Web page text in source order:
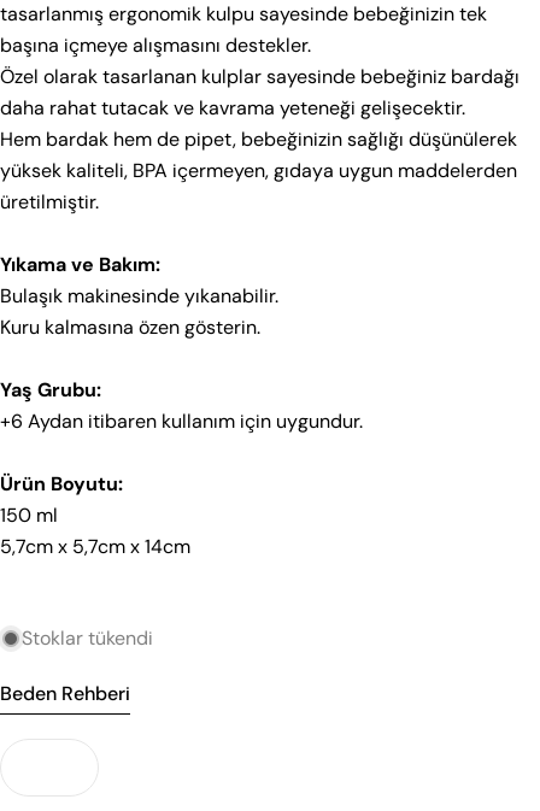
tasarlanmış ergonomik kulpu sayesinde bebeğinizin tek
başına içmeye alışmasını destekler.
Özel olarak tasarlanan kulplar sayesinde bebeğiniz bardağı
daha rahat tutacak ve kavrama yeteneği gelişecektir.
Hem bardak hem de pipet, bebeğinizin sağlığı düşünülerek
yüksek kaliteli, BPA içermeyen, gıdaya uygun maddelerden
üretilmiştir.
Yıkama ve Bakım:
Bulaşık makinesinde yıkanabilir.
Kuru kalmasına özen gösterin.
Yaş Grubu:
+6 Aydan itibaren kullanım için uygundur.
Ürün Boyutu:
150 ml
5,7cm x 5,7cm x 14cm
Stoklar tükendi
Beden Rehberi
Bebek – Üretim Seti A (0–18 Ay)
YAŞ BOY (CM)
2–4 Ay 65
12 Ay
Paylaş
Bir soru sor
Adınız
E-
posta
Mesajın
* işaretli alanların doldurulması zorunludur.